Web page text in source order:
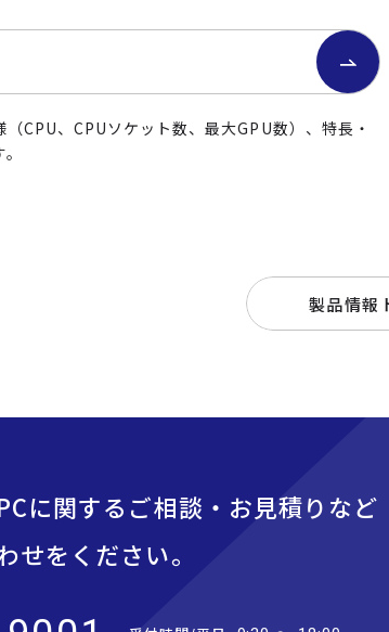
CPU、CPUソケット数、最大GPU数）、特長・
製品情報
に関するご相談・お見積りなど
せをください。